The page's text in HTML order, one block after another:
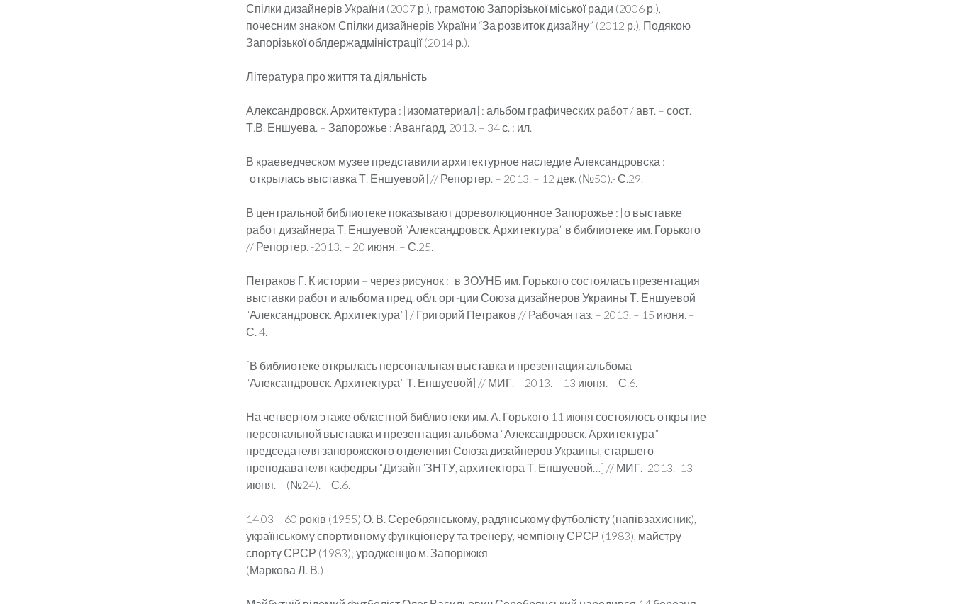
Спілки дизайнерів України (2007 р.), грамотою Запорізької міської ради (2006 р.),
почесним знаком Спілки дизайнерів України “За розвиток дизайну” (2012 р.), Подякою
Запорізької облдержадміністрації (2014 р.).
Література про життя та діяльність
Александровск. Архитектура : [изоматериал] : альбом графических работ / авт. – сост.
Т.В. Еншуева. – Запорожье : Авангард, 2013. – 34 с. : ил.
В краеведческом музее представили архитектурное наследие Александровска :
[открылась выставка Т. Еншуевой] // Репортер. – 2013. – 12 дек. (№50).- С.29.
В центральной библиотеке показывают дореволюционное Запорожье : [о выставке
работ дизайнера Т. Еншуевой “Александровск. Архитектура” в библиотеке им. Горького]
// Репортер. -2013. – 20 июня. – С.25.
Петраков Г. К истории – через рисунок : [в ЗОУНБ им. Горького состоялась презентация
выставки работ и альбома пред. обл. орг-ции Союза дизайнеров Украины Т. Еншуевой
“Александровск. Архитектура”] / Григорий Петраков // Рабочая газ. – 2013. – 15 июня. –
С. 4.
[В библиотеке открылась персональная выставка и презентация альбома
“Александровск. Архитектура” Т. Еншуевой] // МИГ. – 2013. – 13 июня. – С.6.
На четвертом этаже областной библиотеки им. А. Горького 11 июня состоялось открытие
персональной выставка и презентация альбома “Александровск. Архитектура”
председателя запорожского отделения Союза дизайнеров Украины, старшего
преподавателя кафедры “Дизайн”ЗНТУ, архитектора Т. Еншуевой…] // МИГ.- 2013.- 13
июня. – (№24). – С.6.
14.03 – 60 років (1955) О. В. Серебрянському, радянському футболісту (напівзахисник),
українському спортивному функціонеру та тренеру, чемпіону СРСР (1983), майстру
спорту СРСР (1983); уродженцю м. Запоріжжя
(Маркова Л. В.)